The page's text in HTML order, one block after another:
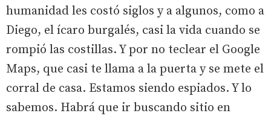
humanidad les costó siglos y a algunos, como a
Diego, el ícaro burgalés, casi la vida cuando se
rompió las costillas. Y por no teclear el Google
Maps, que casi te llama a la puerta y se mete el
corral de casa. Estamos siendo espiados. Y lo
sabemos. Habrá que ir buscando sitio en